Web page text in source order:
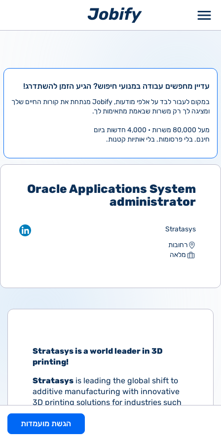
עדיין מחפשים עבודה במנועי חיפוש? הגיע הזמן להשתדרג!
במקום לעבור לבד על אלפי מודעות, Jobify מנתחת את קורות החיים שלך
ומציגה לך רק משרות שבאמת מתאימות לך.
מעל 80,000 משרות • 4,000 חדשות ביום
חינם. בלי פרסומות. בלי אותיות קטנות.
Oracle Applications System
administrator
Stratasys
רחובות
מלאה
Stratasys is a world leader in 3D
printing!
Stratasys is leading the global shift to
additive manufacturing with innovative
3D printing solutions for industries such
as aerospace, automotive, consumer
products and healthcare. Through smart
and connected 3D printers, polymer
הגשת מועמדות